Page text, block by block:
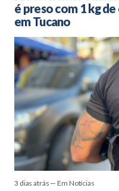
é preso com 1 kg
em Tucano
3 dias atrás — Em Notícias